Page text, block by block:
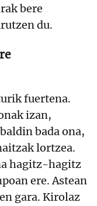
bere
du.
fuertena.
izan,
bada ona,
lortzea.
hagitz-hagitz
ere. Astean
gara. Kirolaz